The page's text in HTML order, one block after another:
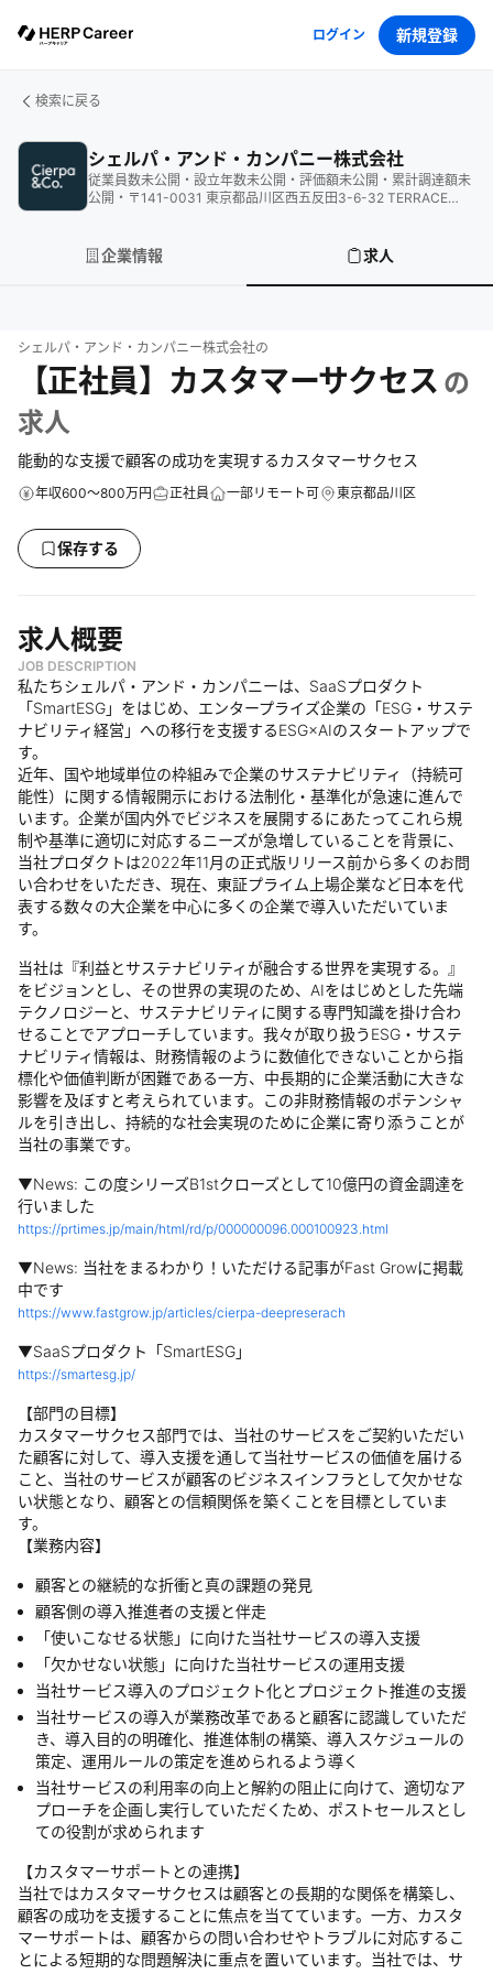
ログイン 新規登録
検索に戻る
シェルパ・アンド・カンパニー株式会社
従業員数未公開 ・ 設立年数未公開 ・ 評価額未公開 ・ 累計調達額未
公開 ・ 〒141-0031 東京都品川区西五反田3-6-32 TERRACE
企業情報 求人
シェルパ・アンド・カンパニー株式会社の
【正社員】カスタマーサクセス の
求人
能動的な支援で顧客の成功を実現するカスタマーサクセス
年収600～800万円 正社員 一部リモート可 東京都品川区
保存する
求人概要
JOB DESCRIPTION
私たちシェルパ・アンド・カンパニーは、SaaSプロダクト
「SmartESG」をはじめ、エンタープライズ企業の「ESG・サステ
ナビリティ経営」への移行を支援するESG×AIのスタートアップで
す。
近年、国や地域単位の枠組みで企業のサステナビリティ（持続可
能性）に関する情報開示における法制化・基準化が急速に進んで
います。企業が国内外でビジネスを展開するにあたってこれら規
制や基準に適切に対応するニーズが急増していることを背景に、
当社プロダクトは2022年11月の正式版リリース前から多くのお問
い合わせをいただき、現在、東証プライム上場企業など日本を代
表する数々の大企業を中心に多くの企業で導入いただいていま
す。
当社は『利益とサステナビリティが融合する世界を実現する。』
をビジョンとし、その世界の実現のため、AIをはじめとした先端
テクノロジーと、サステナビリティに関する専門知識を掛け合わ
せることでアプローチしています。我々が取り扱うESG・サステ
ナビリティ情報は、財務情報のように数値化できないことから指
標化や価値判断が困難である一方、中長期的に企業活動に大きな
影響を及ぼすと考えられています。この非財務情報のポテンシャ
ルを引き出し、持続的な社会実現のために企業に寄り添うことが
当社の事業です。
▼News: この度シリーズB1stクローズとして10億円の資金調達を
行いました
https://prtimes.jp/main/html/rd/p/000000096.000100923.html
▼News: 当社をまるわかり！いただける記事がFast Growに掲載
中です
https://www.fastgrow.jp/articles/cierpa-deepreserach
▼SaaSプロダクト「SmartESG」
https://smartesg.jp/
【部門の目標】
カスタマーサクセス部門では、当社のサービスをご契約いただい
た顧客に対して、導入支援を通して当社サービスの価値を届ける
こと、当社のサービスが顧客のビジネスインフラとして欠かせな
い状態となり、顧客との信頼関係を築くことを目標としていま
す。
【業務内容】
顧客との継続的な折衝と真の課題の発見
顧客側の導入推進者の支援と伴走
「使いこなせる状態」に向けた当社サービスの導入支援
「欠かせない状態」に向けた当社サービスの運用支援
当社サービス導入のプロジェクト化とプロジェクト推進の支援
当社サービスの導入が業務改革であると顧客に認識していただ
き、導入目的の明確化、推進体制の構築、導入スケジュールの
策定、運用ルールの策定を進められるよう導く
当社サービスの利用率の向上と解約の阻止に向けて、適切なア
プローチを企画し実行していただくため、ポストセールスとし
ての役割が求められます
【カスタマーサポートとの連携】
当社ではカスタマーサクセスは顧客との長期的な関係を構築し、
顧客の成功を支援することに焦点を当てています。一方、カスタ
マーサポートは、顧客からの問い合わせやトラブルに対応するこ
とによる短期的な問題解決に重点を置いています。当社では、サ